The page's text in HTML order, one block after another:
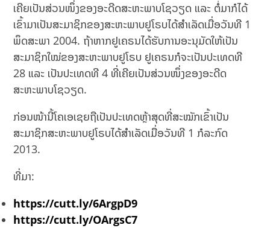
ເຄີຍເປັນສ່ວນໜຶ່ງຂອງອະດີດສະຫະພາບໂຊວຽດ ແລະ ຕໍ່ມາກໍໄດ້
ເຂົ້າມາເປັນສະມາຊິກຂອງສະຫະພາບຢູໂຣບໄດ້ສຳເລັດເມື່ອວັນທີ 1
ພຶດສະພາ 2004. ຖ້າຫາກຢູເຄຣນໄດ້ຮັບການອະນຸມັດໃຫ້ເປັນ
ສະມາຊິກໃໝ່ຂອງສະຫະພາບຢູໂຣບ ຢູເຄຣນກໍຈະເປັນປະເທດທີ
28 ແລະ ເປັນປະເທດທີ 4 ທີ່ເຄີຍເປັນສ່ວນໜຶ່ງຂອງອະດີດ
ສະຫະພາບໂຊວຽດ.
ກ່ອນໜ້ານີ້ໂຄເອເຊຍຖືເປັນປະເທດຫຼ້າສຸດທີ່ສະໝັກເຂົ້າເປັນ
ສະມາຊິກສະຫະພາບຢູໂຣບໄດ້ສຳເລັດເມື່ອວັນທີ 1 ກໍລະກົດ
2013.
ທີ່ມາ:
https://cutt.ly/6ArgpD9
https://cutt.ly/OArgsC7